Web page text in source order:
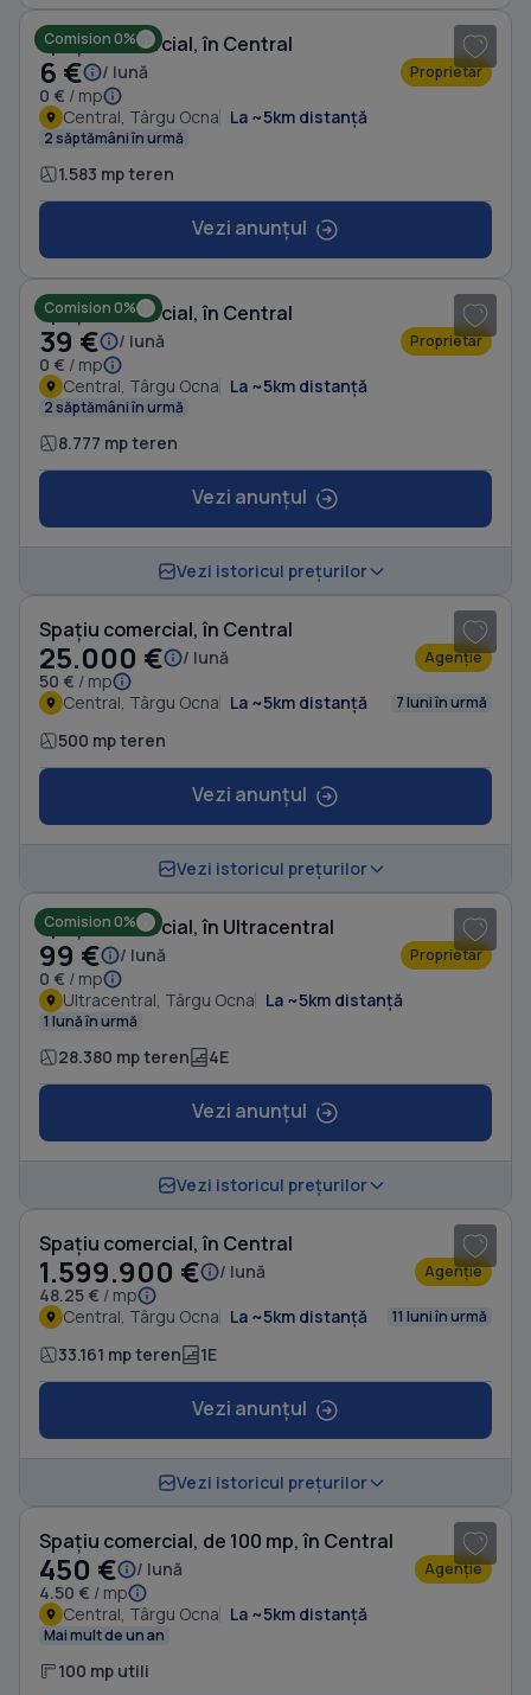
Comision 0%
Spațiu comercial, în Central
6 €
/ lună
0 € / mp
Proprietar
Central, Târgu Ocna La ~5km distanță
2 săptămâni în urmă
1.583 mp teren
Vezi anunțul
Comision 0%
Spațiu comercial, în Central
39 €
/ lună
0 € / mp
Proprietar
Central, Târgu Ocna La ~5km distanță
2 săptămâni în urmă
8.777 mp teren
Vezi anunțul
Vezi istoricul prețurilor
Spațiu comercial, în Central
25.000 €
/ lună
50 € / mp
Agenție
Central, Târgu Ocna La ~5km distanță 7 luni în urmă
500 mp teren
Vezi anunțul
Vezi istoricul prețurilor
Comision 0%
Spațiu comercial, în Ultracentral
99 €
/ lună
0 € / mp
Proprietar
Ultracentral, Târgu Ocna La ~5km distanță
1 lună în urmă
28.380 mp teren 4E
Vezi anunțul
Vezi istoricul prețurilor
Spațiu comercial, în Central
1.599.900 €
/ lună
48.25 € / mp
Agenție
Central, Târgu Ocna La ~5km distanță 11 luni în urmă
33.161 mp teren 1E
Vezi anunțul
Vezi istoricul prețurilor
Spațiu comercial, de 100 mp, în Central
450 €
/ lună
4.50 € / mp
Agenție
Central, Târgu Ocna La ~5km distanță
Mai mult de un an
100 mp utili